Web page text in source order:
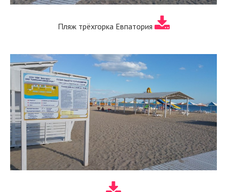
Пляж трёхгорка Евпатория